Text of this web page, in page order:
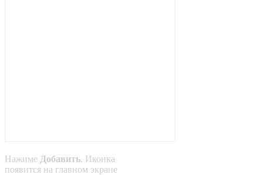
Нажиме Добавить. Иконка
появится на главном экране